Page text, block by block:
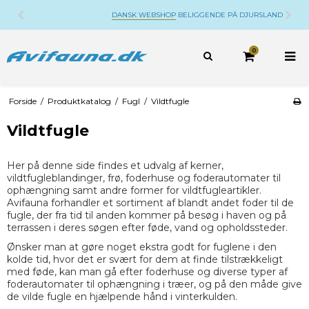
DANSK WEBSHOPBELIGGENDE PÅ DJURSLAND
0
Forside / Produktkatalog / Fugl / Vildtfugle
Vildtfugle
Her på denne side findes et udvalg af kerner,
vildtfugleblandinger, frø, foderhuse og foderautomater til
ophængning samt andre former for vildtfugleartikler.
Avifauna forhandler et sortiment af blandt andet foder til de
fugle, der fra tid til anden kommer på besøg i haven og på
terrassen i deres søgen efter føde, vand og opholdssteder.
Ønsker man at gøre noget ekstra godt for fuglene i den
kolde tid, hvor det er svært for dem at finde tilstrækkeligt
med føde, kan man gå efter foderhuse og diverse typer af
foderautomater til ophængning i træer, og på den måde give
de vilde fugle en hjælpende hånd i vinterkulden.